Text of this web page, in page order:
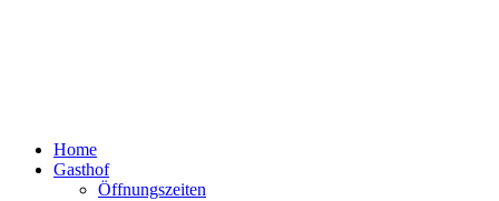
Home
Gasthof
Öffnungszeiten